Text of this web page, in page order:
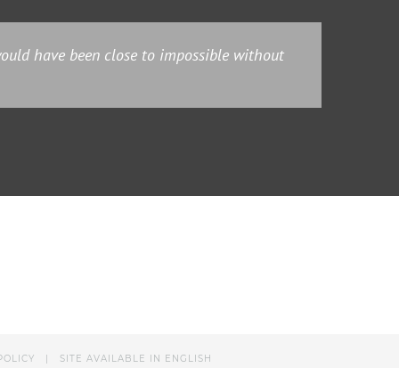
have been close to impossible without
| SITE AVAILABLE IN ENGLISH